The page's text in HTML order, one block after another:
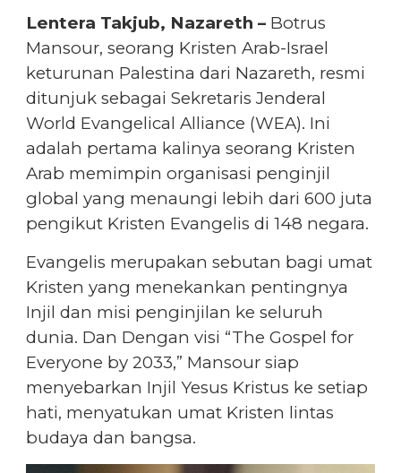
Lentera Takjub, Nazareth –Botrus
Mansour, seorang Kristen Arab-Israel
keturunan Palestina dari Nazareth, resmi
ditunjuk sebagai Sekretaris Jenderal
World Evangelical Alliance (WEA). Ini
adalah pertama kalinya seorang Kristen
Arab memimpin organisasi penginjil
global yang menaungi lebih dari 600 juta
pengikut Kristen Evangelis di 148 negara.
Evangelis merupakan sebutan bagi umat
Kristen yang menekankan pentingnya
Injil dan misi penginjilan ke seluruh
dunia. Dan Dengan visi “The Gospel for
Everyone by 2033,” Mansour siap
menyebarkan Injil Yesus Kristus ke setiap
hati, menyatukan umat Kristen lintas
budaya dan bangsa.